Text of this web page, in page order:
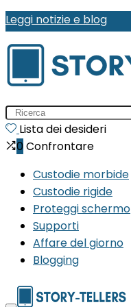
Leggi notizie e blog
Search
for:Lista dei desideri
0 Confrontare
Custodie morbide
Custodie rigide
Proteggi schermo
Supporti
Affare del giorno
Blogging